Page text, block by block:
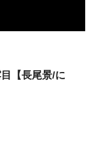
【長尾景/に